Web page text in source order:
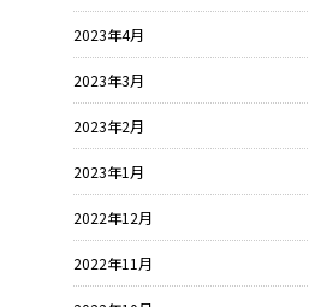
2023年4月
2023年3月
2023年2月
2023年1月
2022年12月
2022年11月